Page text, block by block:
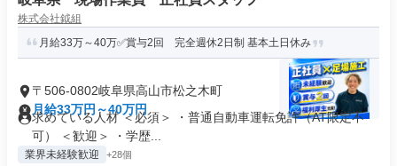
株式会社鉞組
月給33万～40万✅賞与2回 完全週休2日制 基本土日休み
〒506-0802岐阜県高山市松之木町
月給33万円～40万円
求めている人材 ＜必須＞ ・普通自動車運転免許（AT限定不
可） ＜歓迎＞ ・学歴...
業界未経験歓迎 +28個